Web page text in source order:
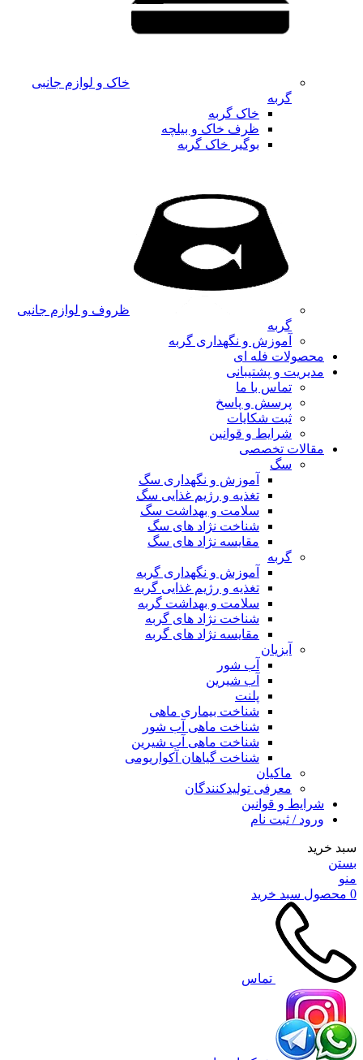
خاک و لوازم جانبی
گربه
خاک گربه
ظرف خاک و بیلچه
بوگیر خاک گربه
ظروف و لوازم جانبی
گربه
آموزش و نگهداری گربه
محصولات فله ای
مدیریت و پشتیبانی
تماس با ما
پرسش و پاسخ
ثبت شکایات
شرایط و قوانین
مقالات تخصصی
سگ
آموزش و نگهداری سگ
تغذیه و رژیم غذایی سگ
سلامت و بهداشت سگ
شناخت نژاد های سگ
مقایسه نژاد های سگ
گربه
آموزش و نگهداری گربه
تغذیه و رژیم غذایی گربه
سلامت و بهداشت گربه
شناخت نژاد های گربه
مقایسه نژاد های گربه
آبزیان
آب شور
آب شیرین
پلنت
شناخت بیماری ماهی
شناخت ماهی آب شور
شناخت ماهی آب شیرین
شناخت گیاهان آکواریومی
ماکیان
معرفی تولیدکنندگان
شرایط و قوانین
ورود / ثبت نام
سبد خرید
بستن
منو
0 محصول سبد خرید
تماس